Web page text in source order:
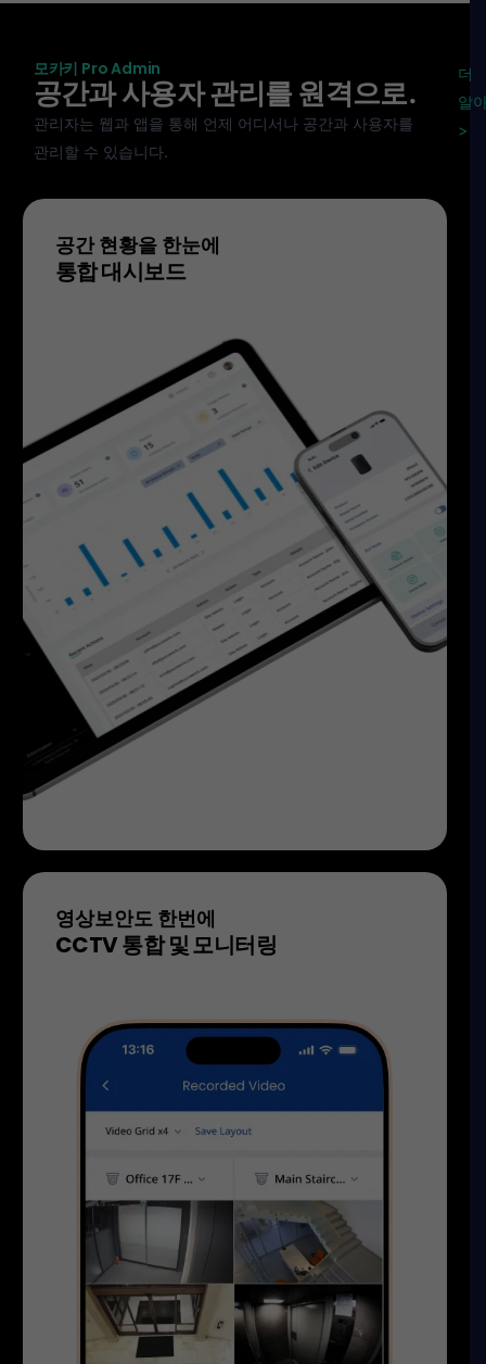
모카키 Pro Admin
공간과 사용자 관리를 원격으로.
관리자는 웹과 앱을 통해 언제 어디서나 공간과 사용자를
관리할 수 있습니다.
더
알
>
공간 현황을 한눈에
통합 대시보드
영상보안도 한번에
CCTV 통합 및 모니터링